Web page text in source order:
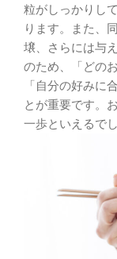
粒がしっかりし
ります。また、
壌、さらには与
のため、「どの
「自分の好みに
とが重要です。
一歩といえるでし